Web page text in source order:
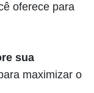
oferece para
sua
maximizar o